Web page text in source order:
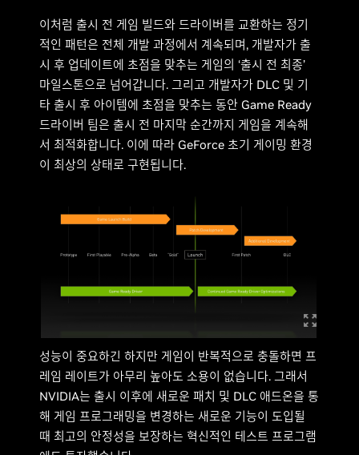
이처럼 출시 전 게임 빌드와 드라이버를 교환하는 정기
적인 패턴은 전체 개발 과정에서 계속되며, 개발자가 출
시 후 업데이트에 초점을 맞추는 게임의 ‘출시 전 최종’
마일스톤으로 넘어갑니다. 그리고 개발자가 DLC 및 기
타 출시 후 아이템에 초점을 맞추는 동안 Game Ready
드라이버 팀은 출시 전 마지막 순간까지 게임을 계속해
서 최적화합니다. 이에 따라 GeForce 초기 게이밍 환경
이 최상의 상태로 구현됩니다.
성능이 중요하긴 하지만 게임이 반복적으로 충돌하면 프
레임 레이트가 아무리 높아도 소용이 없습니다. 그래서
NVIDIA는 출시 이후에 새로운 패치 및 DLC 애드온을 통
해 게임 프로그래밍을 변경하는 새로운 기능이 도입될
때 최고의 안정성을 보장하는 혁신적인 테스트 프로그램